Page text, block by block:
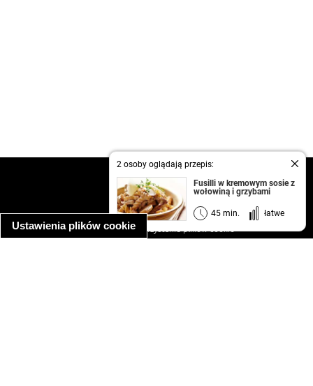
Ustawienia plików cookie
2 osoby oglądają przepis:
Fusilli w kremowym sosie z
wołowiną i grzybami
45 min. łatwe
kontakt
regulamin
informacja o prywatności
informacja o wykorzystaniu plików cookie